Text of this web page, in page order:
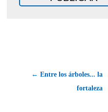
← Entre los árboles... la
fortaleza